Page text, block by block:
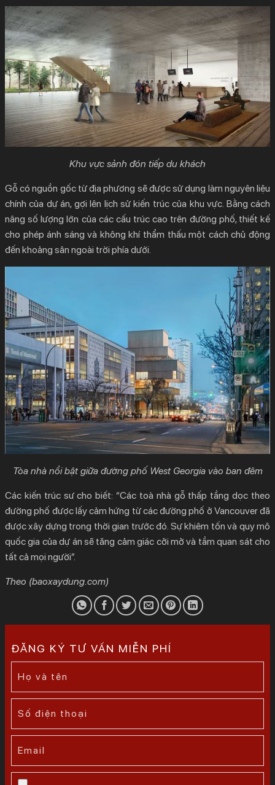
Khu vực sảnh đón tiếp du khách
Gỗ có nguồn gốc từ địa phương sẽ được sử dụng làm nguyên liệu
chính của dự án, gợi lên lịch sử kiến trúc của khu vực. Bằng cách
nâng số lượng lớn của các cấu trúc cao trên đường phố, thiết kế
cho phép ánh sáng và không khí thẩm thấu một cách chủ động
đến khoảng sân ngoài trời phía dưới.
Tòa nhà nổi bật giữa đường phố West Georgia vào ban đêm
Các kiến trúc sư cho biết: “Các toà nhà gỗ thấp tầng dọc theo
đường phố được lấy cảm hứng từ các đường phố ở Vancouver đã
được xây dựng trong thời gian trước đó. Sự khiêm tốn và quy mô
quốc gia của dự án sẽ tăng cảm giác cởi mở và tầm quan sát cho
tất cả mọi người”.
Theo (baoxaydung.com)
ĐĂNG KÝ TƯ VẤN MIỄN PHÍ